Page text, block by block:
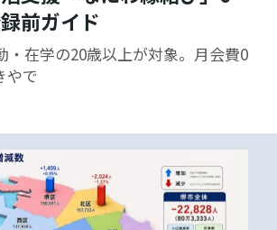
前ガイド
・在学の20歳以上が対象。月会費0
やで